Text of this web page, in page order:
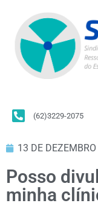
(62)3229-2075
13 DE
Posso
minha